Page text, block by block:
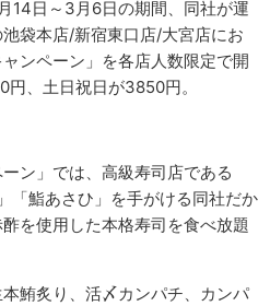
14日～3月6日の期間、同社が運
袋本店/新宿東口店/大宮店にお
ンペーン」を各店人数限定で開
、土日祝日が3850円。
ン」では、高級寿司店である
「鮨あさひ」を手がける同社だか
を使用した本格寿司を食べ放題
鮪炙り、活〆カンパチ、カンパ